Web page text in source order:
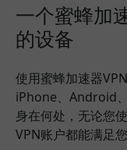
一个蜜蜂加
的设备
使用蜜蜂加速器
iPhone、Android
身在何处，无论您
VPN账户都能满足您